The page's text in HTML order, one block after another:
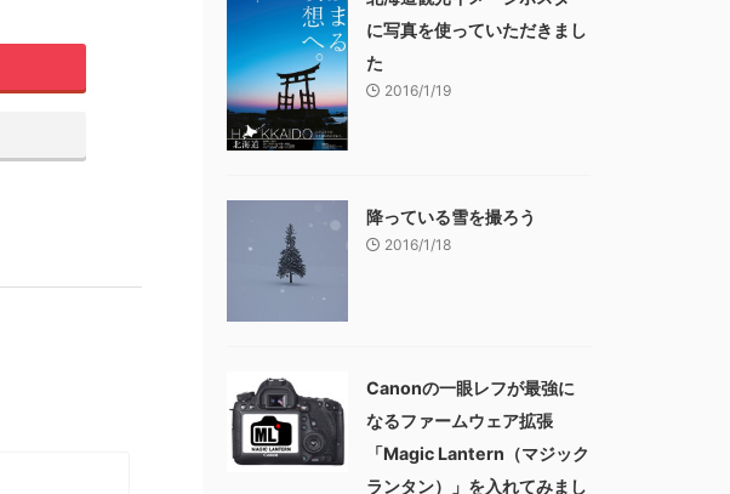
に写真を使っていただきまし
た
2016/1/19
降っている雪を撮ろう
2016/1/18
Canonの一眼レフが最強に
なるファームウェア拡張
「Magic Lantern（マジック
ランタン）」を入れてみまし